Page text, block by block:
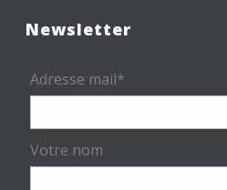
Newsletter
Adresse mail*
Votre nom